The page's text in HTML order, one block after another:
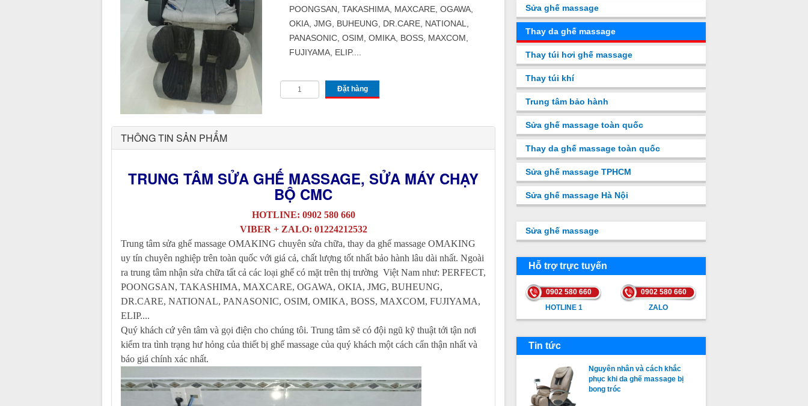
POONGSAN, TAKASHIMA, MAXCARE, OGAWA,
OKIA, JMG, BUHEUNG, DR.CARE, NATIONAL,
PANASONIC, OSIM, OMIKA, BOSS, MAXCOM,
FUJIYAMA, ELIP....
Đặt hàng
THÔNG TIN SẢN PHẨM
TRUNG TÂM SỬA GHẾ MASSAGE, SỬA MÁY CHẠY
BỘ CMC
HOTLINE: 0902 580 660
VIBER + ZALO: 01224212532
Trung tâm sửa ghế massage OMAKING chuyên sửa chữa, thay da ghế massage OMAKING
uy tín chuyên nghiệp trên toàn quốc với giá cả, chất lượng tốt nhất bảo hành lâu dài nhất. Ngoài
ra trung tâm nhận sửa chữa tất cả các loại ghế có mặt trên thị trường Việt Nam như: PERFECT,
POONGSAN, TAKASHIMA, MAXCARE, OGAWA, OKIA, JMG, BUHEUNG,
DR.CARE, NATIONAL, PANASONIC, OSIM, OMIKA, BOSS, MAXCOM, FUJIYAMA,
ELIP....
Quý khách cứ yên tâm và gọi điện cho chúng tôi. Trung tâm sẽ có đội ngũ kỹ thuật tới tận nơi
kiểm tra tình trạng hư hỏng của thiết bị ghế massage của quý khách một cách cẩn thận nhất và
báo giá chính xác nhất.
Sửa ghế massage
Thay da ghế massage
Thay túi hơi ghế massage
Thay túi khí
Trung tâm bảo hành
Sửa ghế massage toàn quốc
Thay da ghế massage toàn quốc
Sửa ghế massage TPHCM
Sửa ghế massage Hà Nội
Sửa ghế massage
Hỗ trợ trực tuyến
0902 580 660
HOTLINE 1
HOTLINE 1
0902 580 660
ZALO
ZALO
Tin tức
Nguyên nhân và cách khắc
phục khi da ghế massage bị
bong tróc